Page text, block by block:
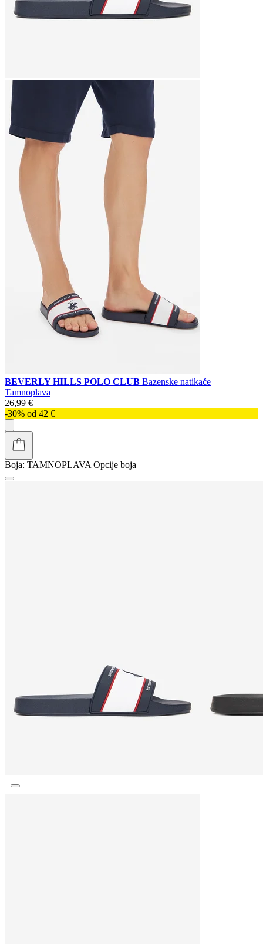
BEVERLY HILLS POLO CLUB Bazenske natikače
Tamnoplava
26,99 €
-30% od 42 €
Boja: TAMNOPLAVA Opcije boja